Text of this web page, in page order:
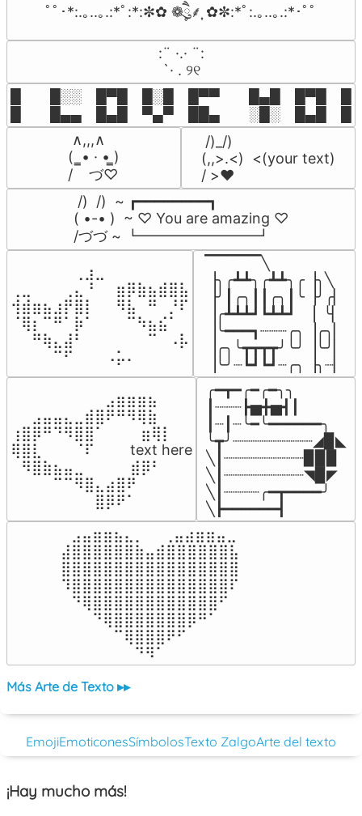
ﾟﾟ･*:.｡..｡.:*ﾟ:*:✼✿ ❁ཻུ۪۪⸙͎ ✿✼:*ﾟ:.｡..｡.:*･ﾟﾟ
⠀:¨ ·.· ¨:⠀
⠀ `· . ୨୧⠀
█  █░░ █▀█ █░█ █▀▀  █▄█ █▀█
█  █▄▄ █▄█ ▀▄▀ ██▄  ░█░ █▄█
∧,,,∧
(  ̳• · • ̳)
/    づ♡
/)_/)
(,,>.<)  <(your text)
/ >❤️
/)  /)  ~ ┏━━━━━━━━┓
( •-• )  ~ ♡ You are amazing ♡
/づづ ~ ┗━━━━━━━━┛
⠀⠀⠀⠀⠀⠀⢀⣰⣀⠀⠀⠀⠀⠀⠀⠀⠀
⢀⣀⠀⠀⠀⢀⣄⠘⠀⠀⣶⡿⣷⣦⣾⣿⣧
⢺⣾⣶⣦⣰⡟⣿⡇⠀⠀⠻⣧⠀⠛⠀⡘⠏
⠈⢿⡆⠉⠛⠁⡷⠁⠀⠀⠀⠉⠳⣦⣮⠁⠀
⠀⠀⠛⢷⣄⣼⠃⠀⠀⠀⠀⠀⠀⠉⠀⠠⡧
⠀⠀⠀⠀⠉⠋⠀⠀⠀⠠⡥⠄⠀⠀⠀⠀⠀
▔▔▔▔▔╲
▕╮╭┻┻╮╭┻┻╮╭▕╮╲
▕╯┃╭╮┃┃╭╮┃╰▕╯╭▏
▕╭┻┻┻┛┗┻┻┛  ▕  ╰▏
▕╰━━━┓┈┈┈╭╮▕╭╮▏
▕╭╮╰┳┳┳┳╯╰╯▕╰╯▏
▕╰╯┈┗┛┗┛┈╭╮▕╮┈▏
⠀⠀⠀⠀⠀⠀⠀⠀⠀⣠⣶⣶⣶⣦⠀⠀
⠀⠀⣠⣤⣤⣄⣀⣾⣿⠟⠛⠻⢿⣷⠀
⢰⣿⡿⠛⠙⠻⣿⣿⠁⠀⠀ ⠀⣶⢿⡇
⢿⣿⣇⠀⠀⠀⠈⠏⠀⠀⠀ text here
⠀⠻⣿⣷⣦⣤⣀⠀⠀⠀ ⠀⣾⡿⠃⠀
⠀⠀⠀⠀⠉⠉⠻⣿⣄⣴⣿⠟⠀⠀⠀
⠀⠀⠀⠀⠀⠀⠀⠀⣿⡿⠟⠁⠀⠀⠀
╭━┳━╭━╭━╮╮
┃┈┈┈┣▅╋▅┫┃
┃┈┃┈╰━╰━━━━━━╮
╰┳╯┈┈┈┈┈┈┈┈┈◢▉◣
╲┃┈┈┈┈┈┈┈┈┈▉▉▉
╲┃┈┈┈┈┈┈┈┈┈◥▉◤
╲┃┈┈┈┈╭━┳━━━━╯
╲┣━━━━━━┫﻿
⠀⣠⣤⣶⣶⣦⣄⡀  ⠀⢀⣤⣴⣶⣶⣤⣀⠀
⣼⣿⣿⣿⣿⣿⣿⣷⣤⣾⣿⣿⣿⣿⣿⣿⣧
⣿⣿⣿⣿⣿⣿⣿⣿⣿⣿⣿⣿⣿⣿⣿⣿⣿
⠹⣿⣿⣿⣿⣿⣿⣿⣿⣿⣿⣿⣿⣿⣿⣿⠏
⠀⠙⢿⣿⣿⣿⣿⣿⣿⣿⣿⣿⣿⣿⣿⠋⠀
⠀⠀⠀⠙⢿⣿⣿⣿⣿⣿⣿⣿⡿⠛⠁⠀⠀
⠀⠀⠀⠀⠀⠉⢿⣿⣿⣿⠟⠋⠀⠀⠀⠀⠀
⠀⠀⠀⠀⠀⠀⠀⠙⠻⠁⠀⠀⠀⠀⠀⠀⠀⠀⠀⠀⠀⠀⠀
Más Arte de Texto ▸▸
EmojiEmoticonesSímbolosTexto ZalgoArte del texto
¡Hay mucho más!